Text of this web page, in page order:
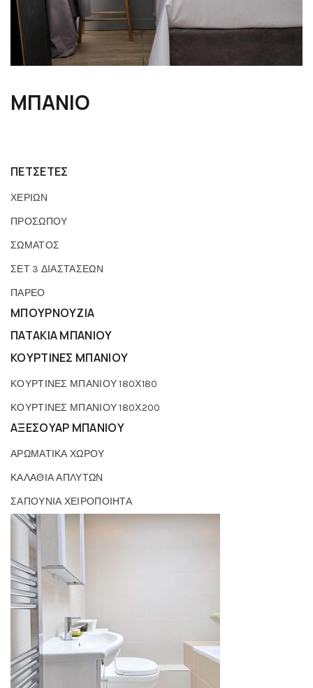
ΜΠΑΝΙΟ
ΠΕΤΣΕΤΕΣ
ΧΕΡΙΩΝ
ΠΡΟΣΩΠΟΥ
ΣΩΜΑΤΟΣ
ΣΕΤ 3 ΔΙΑΣΤΑΣΕΩΝ
ΠΑΡΕΟ
ΜΠΟΥΡΝΟΥΖΙΑ
ΠΑΤΑΚΙΑ ΜΠΑΝΙΟΥ
ΚΟΥΡΤΙΝΕΣ ΜΠΑΝΙΟΥ
ΚΟΥΡΤΙΝΕΣ ΜΠΑΝΙΟΥ 180Χ180
ΚΟΥΡΤΙΝΕΣ ΜΠΑΝΙΟΥ 180Χ200
ΑΞΕΣΟΥΑΡ ΜΠΑΝΙΟΥ
ΑΡΩΜΑΤΙΚΑ ΧΩΡΟΥ
ΚΑΛΑΘΙΑ ΑΠΛΥΤΩΝ
ΣΑΠΟΥΝΙΑ ΧΕΙΡΟΠΟΙΗΤΑ